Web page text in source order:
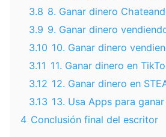
3.8 8. Ganar dinero
3.9 9. Ganar dinero
3.10 10. Ganar dinero
3.11 11. Ganar dinero en
3.12 12. Ganar dinero en
3.13 13. Usa Apps para
4 Conclusión final del escritor